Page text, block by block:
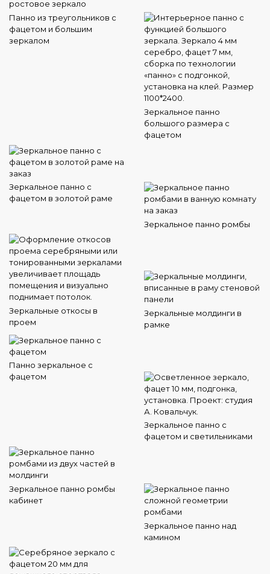
Панно из треугольников с
фацетом и большим
зеркалом
Зеркальное панно
большого размера с
фацетом
Зеркальное панно с
фацетом в золотой раме
Зеркальное панно ромбы
Зеркальные откосы в
проем
Зеркальные молдинги в
рамке
Панно зеркальное с
фацетом
Зеркальное панно с
фацетом и светильниками
Зеркальное панно ромбы
кабинет
Зеркальное панно над
камином